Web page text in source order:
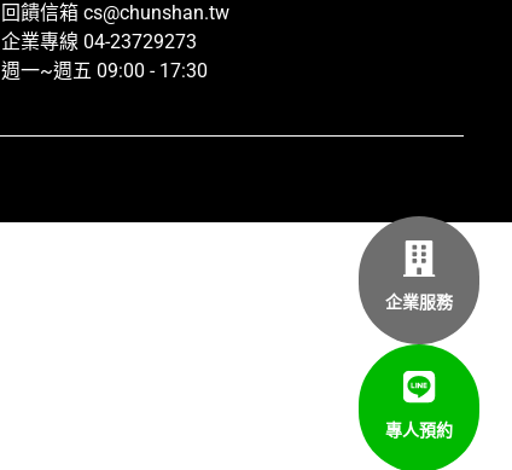
企業服務
專人預約
回饋信箱 cs@chunshan.tw
企業專線 04-23729273
週一~週五 09:00 - 17:30